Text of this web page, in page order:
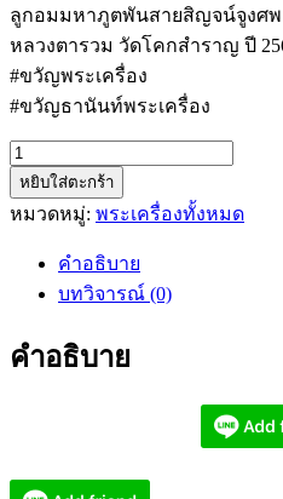
ลูกอมมหาภูตพันสายสิญจน์จูงศพ
หลวงตารวม วัดโคกสำราญ ปี
#ขวัญพระเครื่อง
#ขวัญธานันท์พระเครื่อง
จำนวน
ลูกอม
มหาภูต
สิญจน์
ศพ
วัด
หยิบใส่ตะกร้า
หมวดหมู่: พระเครื่องทั้งหมด
คำอธิบาย
บทวิจารณ์ (0)
คำอธิบาย